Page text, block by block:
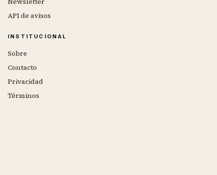
API de avisos
INSTITUCIONAL
Sobre
Contacto
Privacidad
Términos